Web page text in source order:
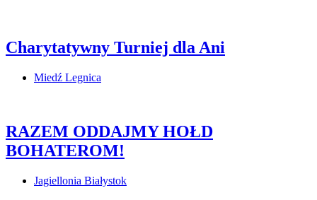
Charytatywny Turniej dla Ani
Miedź Legnica
RAZEM ODDAJMY HOŁD
BOHATEROM!
Jagiellonia Białystok